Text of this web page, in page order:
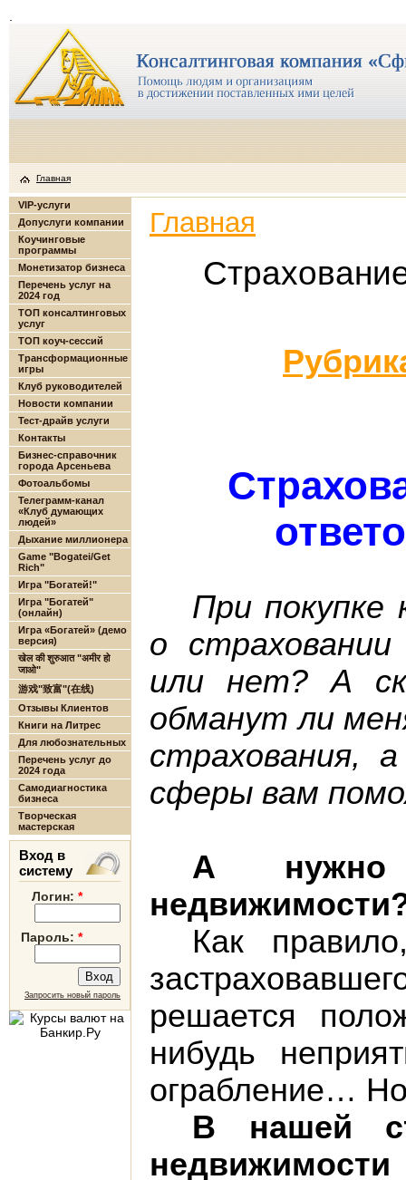
Главная
VIP-услуги
Допуслуги компании
Коучинговые
программы
Монетизатор бизнеса
Перечень услуг на
2024 год
ТОП консалтинговых
услуг
ТОП коуч-сессий
Трансформационные
игры
Клуб руководителей
Новости компании
Тест-драйв услуги
Контакты
Бизнес-справочник
города Арсеньева
Фотоальбомы
Телеграмм-канал
«Клуб думающих
людей»
Дыхание миллионера
Game "Bogatei/Get
Rich"
Игра "Богатей!"
Игра "Богатей"
(онлайн)
Игра «Богатей» (демо
версия)
खेल की शुरुआत "अमीर हो
जाओ"
游戏"致富"(在线)
Отзывы Клиентов
Книги на Литрес
Для любознательных
Перечень услуг до
2024 года
Самодиагностика
бизнеса
Творческая
мастерская
Вход в
систему
Логин: *
Пароль: *
Запросить новый пароль
Главная
При
о
или нет? А
обманут ли
страхования,
сферы вам
А нужно
Как
решается
нибудь
ограбление…
В нашей